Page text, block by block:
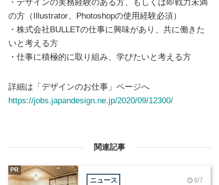
の方（Illustrator、Photoshopの使用経験必須）
・株式会社BULLETの仕事に興味があり、共に働きた
いと考える方
・仕事に積極的に取り組み、学びたいと考える方
詳細は「デザインのお仕事」ページへ
https://jobs.japandesign.ne.jp/2020/09/12300/
関連記事
ニュース 8/7
PR